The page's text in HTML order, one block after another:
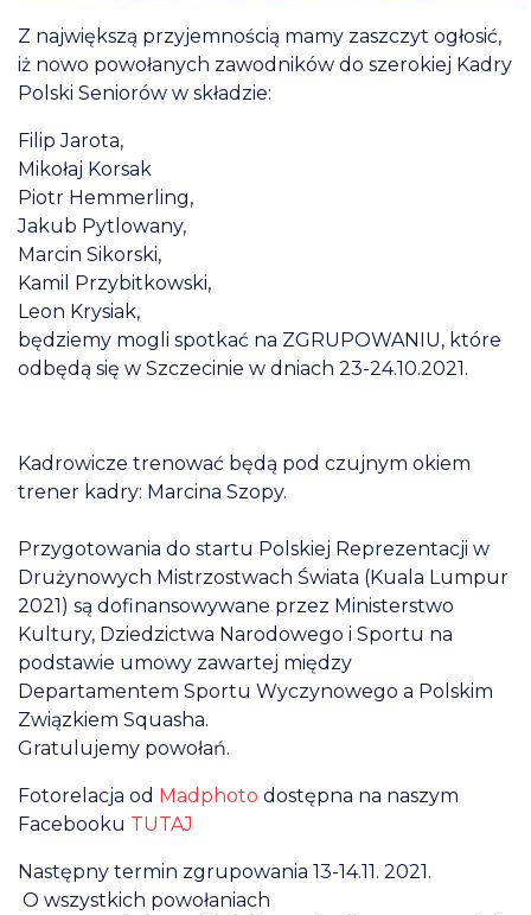
Z największą przyjemnością mamy zaszczyt ogłosić,
iż nowo powołanych zawodników do szerokiej Kadry
Polski Seniorów w składzie:
Filip Jarota,
Mikołaj Korsak
Piotr Hemmerling,
Jakub Pytlowany,
Marcin Sikorski,
Kamil Przybitkowski,
Leon Krysiak,
będziemy mogli spotkać na ZGRUPOWANIU, które
odbędą się w Szczecinie w dniach 23-24.10.2021.
Kadrowicze trenować będą pod czujnym okiem
trener kadry: Marcina Szopy.
Przygotowania do startu Polskiej Reprezentacji w
Drużynowych Mistrzostwach Świata (Kuala Lumpur
2021) są dofinansowywane przez Ministerstwo
Kultury, Dziedzictwa Narodowego i Sportu na
podstawie umowy zawartej między
Departamentem Sportu Wyczynowego a Polskim
Związkiem Squasha.
Gratulujemy powołań.
Fotorelacja od Madphoto dostępna na naszym
Facebooku TUTAJ
Następny termin zgrupowania 13-14.11. 2021.
O wszystkich powołaniach